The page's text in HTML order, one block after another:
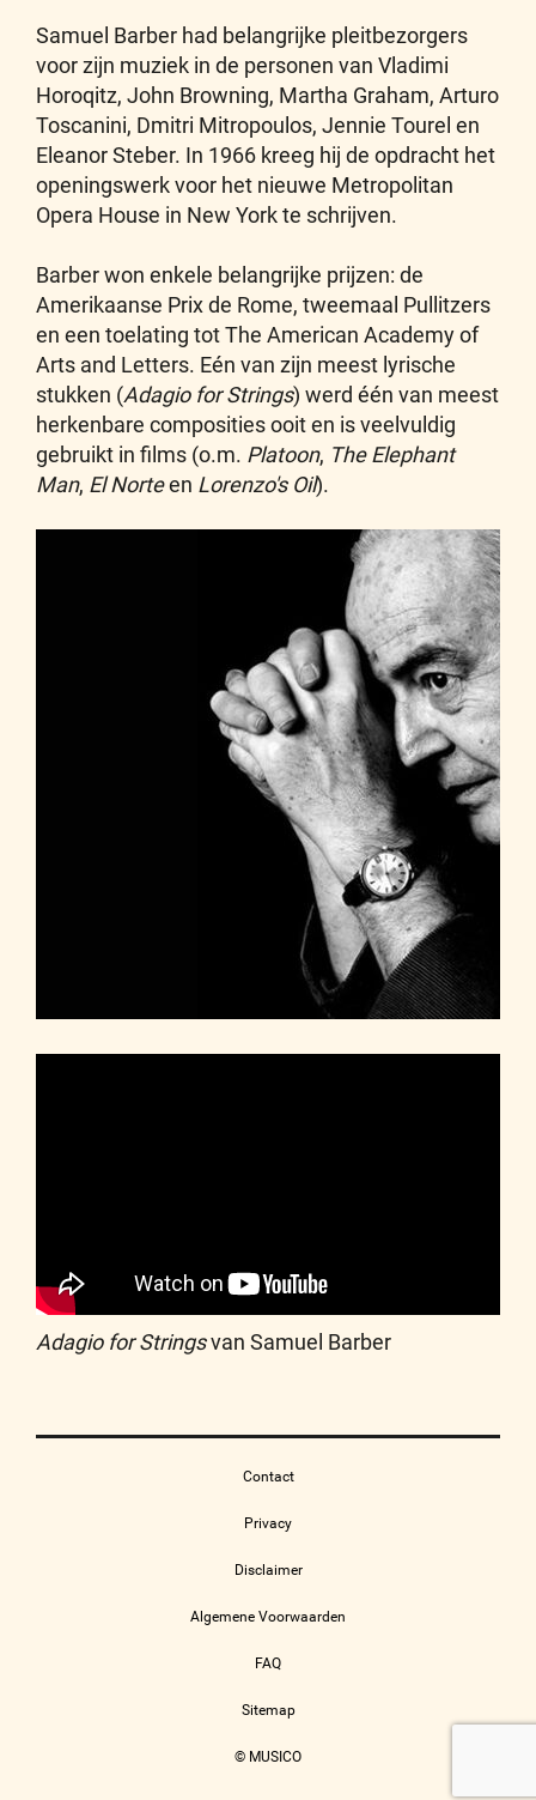
Samuel Barber had belangrijke pleitbezorgers
voor zijn muziek in de personen van Vladimi
Horoqitz, John Browning, Martha Graham, Arturo
Toscanini, Dmitri Mitropoulos, Jennie Tourel en
Eleanor Steber. In 1966 kreeg hij de opdracht het
openingswerk voor het nieuwe Metropolitan
Opera House in New York te schrijven.
Barber won enkele belangrijke prijzen: de
Amerikaanse Prix de Rome, tweemaal Pullitzers
en een toelating tot The American Academy of
Arts and Letters. Eén van zijn meest lyrische
stukken (Adagio for Strings) werd één van meest
herkenbare composities ooit en is veelvuldig
gebruikt in films (o.m. Platoon, The Elephant
Man, El Norteen Lorenzo's Oil).
Adagio for Stringsvan Samuel Barber
Contact
Privacy
Disclaimer
Algemene Voorwaarden
FAQ
Sitemap
© MUSICO